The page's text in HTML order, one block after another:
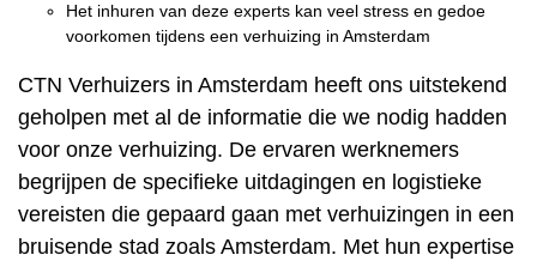
Het inhuren van deze experts kan veel stress en gedoe
voorkomen tijdens een verhuizing in Amsterdam
CTN Verhuizers in Amsterdam heeft ons uitstekend
geholpen met al de informatie die we nodig hadden
voor onze verhuizing. De ervaren werknemers
begrijpen de specifieke uitdagingen en logistieke
vereisten die gepaard gaan met verhuizingen in een
bruisende stad zoals Amsterdam. Met hun expertise